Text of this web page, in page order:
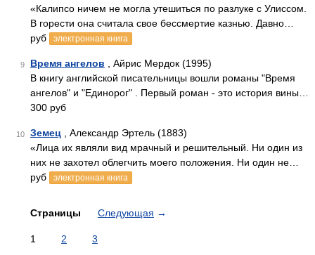
«Калипсо ничем не могла утешиться по разлуке с Улиссом.
В горести она считала свое бессмертие казнью. Давно…
руб
электронная книга
9 Время ангелов , Айрис Мердок (1995)
В книгу английской писательницы вошли романы "Время
ангелов" и "Единорог" . Первый роман - это история вины…
300 руб
10 Земец , Александр Эртель (1883)
«Лица их являли вид мрачный и решительный. Ни один из
них не захотел облегчить моего положения. Ни один не…
руб
электронная книга
Страницы Следующая →
1 2 3